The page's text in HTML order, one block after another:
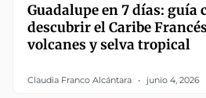
Guadalupe en 7 días: guía
descubrir el Caribe
volcanes y selva tropical
Claudia Franco Alcántara junio 4, 2026